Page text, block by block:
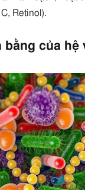
Retinol).
bằng của hệ